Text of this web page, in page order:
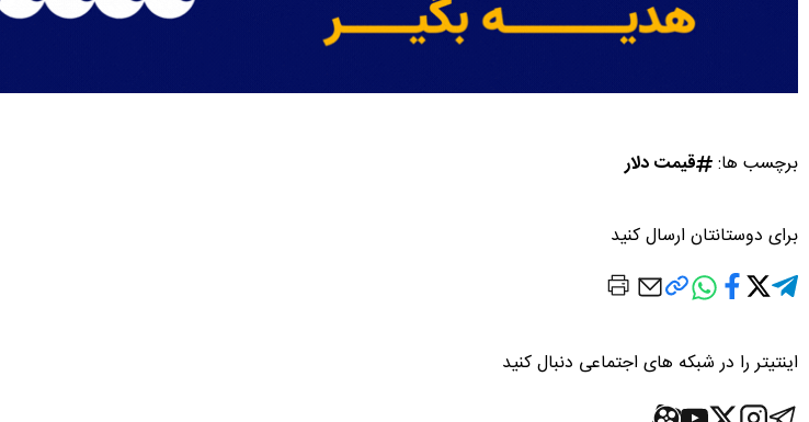
برچسب ها: قیمت دلار
برای دوستانتان ارسال کنید
اینتیتر را در شبکه های اجتماعی دنبال کنید